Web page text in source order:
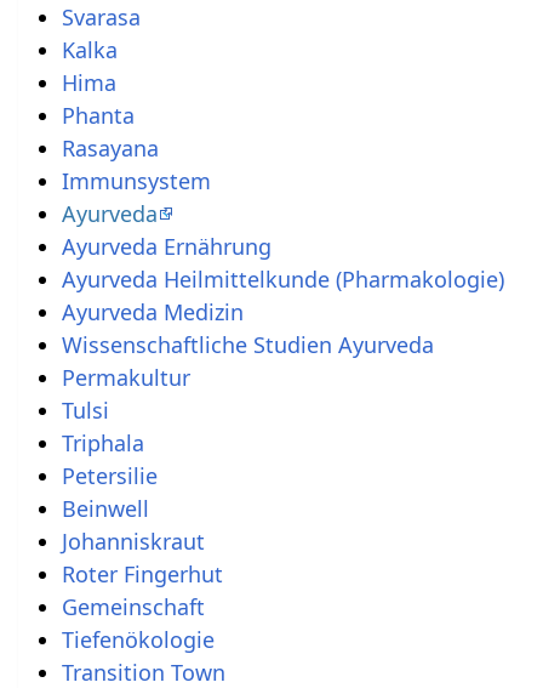
Svarasa
Kalka
Hima
Phanta
Rasayana
Immunsystem
Ayurveda
Ayurveda Ernährung
Ayurveda Heilmittelkunde (Pharmakologie)
Ayurveda Medizin
Wissenschaftliche Studien Ayurveda
Permakultur
Tulsi
Triphala
Petersilie
Beinwell
Johanniskraut
Roter Fingerhut
Gemeinschaft
Tiefenökologie
Transition Town